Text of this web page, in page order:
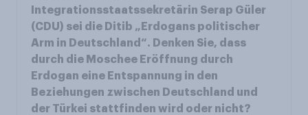
Integrationsstaatssekretärin Serap Güler
(CDU) sei die Ditib „Erdogans politischer
Arm in Deutschland“. Denken Sie, dass
durch die Moschee Eröffnung durch
Erdogan eine Entspannung in den
Beziehungen zwischen Deutschland und
der Türkei stattfinden wird oder nicht?